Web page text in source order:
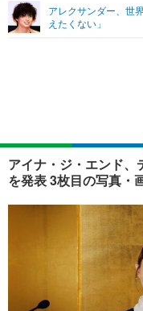
ショッピング
エンタメTOP
ショッピング
ライフ
アレクサンダー、世
えたくない」
アイナ・ジ・エンド
を発表 3枚目の写真・